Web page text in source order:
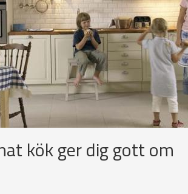
kök ger dig gott om